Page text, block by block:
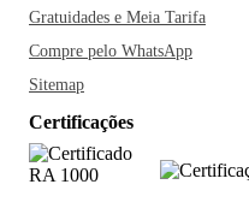
Gratuidades e Meia Tarifa
Compre pelo WhatsApp
Sitemap
Certificações